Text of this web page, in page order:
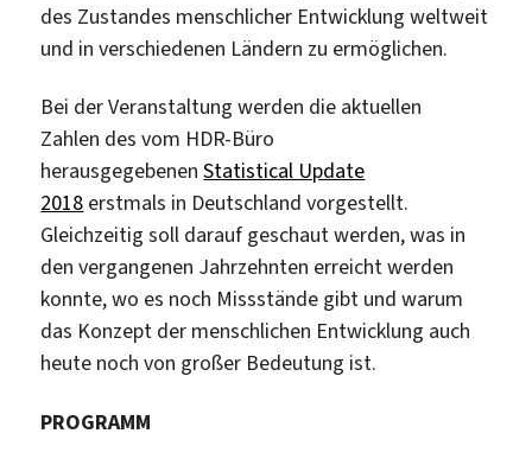
des Zustandes menschlicher Entwicklung weltweit
und in verschiedenen Ländern zu ermöglichen.
Bei der Veranstaltung werden die aktuellen
Zahlen des vom HDR-Büro
herausgegebenenStatistical Update
2018 erstmals in Deutschland vorgestellt.
Gleichzeitig soll darauf geschaut werden, was in
den vergangenen Jahrzehnten erreicht werden
konnte, wo es noch Missstände gibt und warum
das Konzept der menschlichen Entwicklung auch
heute noch von großer Bedeutung ist.
PROGRAMM